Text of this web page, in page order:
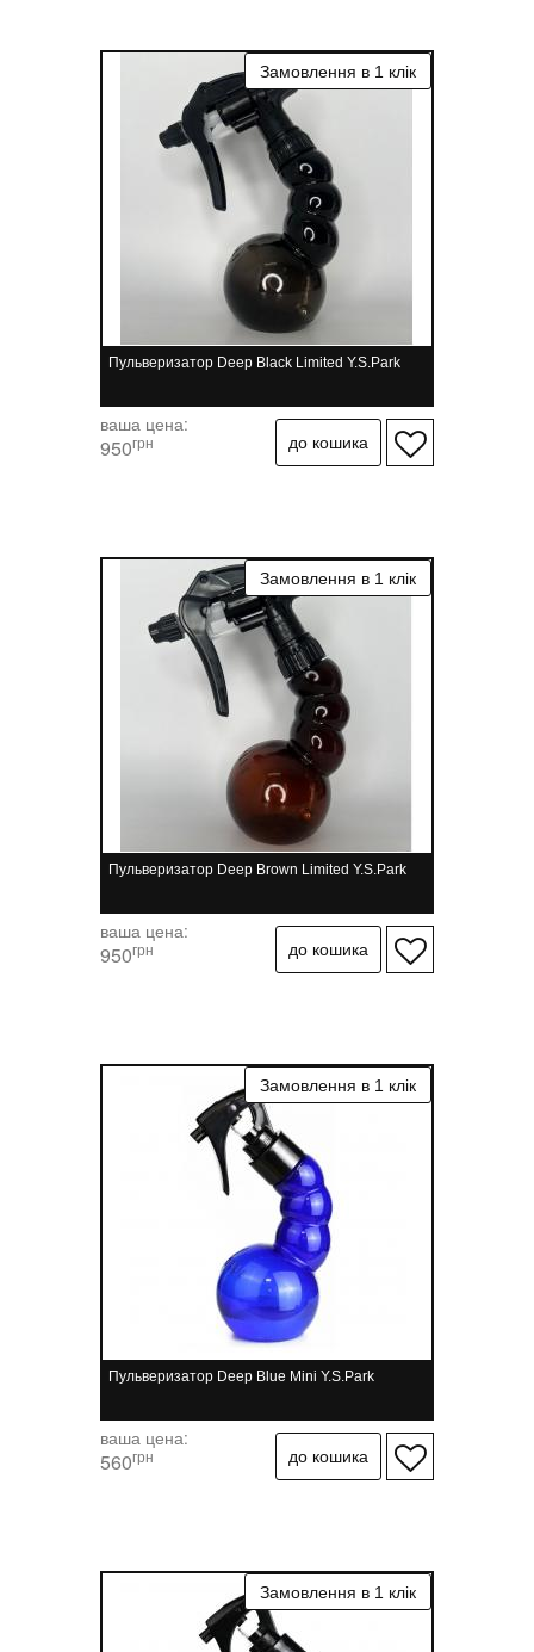
Пульверизатор Deep Black Limited Y.S.Park
ваша цена:
950грн
Пульверизатор Deep Brown Limited Y.S.Park
ваша цена:
950грн
Пульверизатор Deep Blue Mini Y.S.Park
ваша цена:
560грн